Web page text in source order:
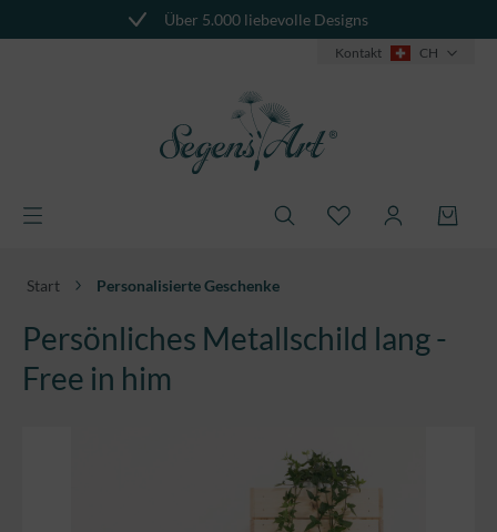
Über 5.000 liebevolle Designs
Kontakt CH
Start Personalisierte Geschenke
Persönliches Metallschild lang -
Free in him